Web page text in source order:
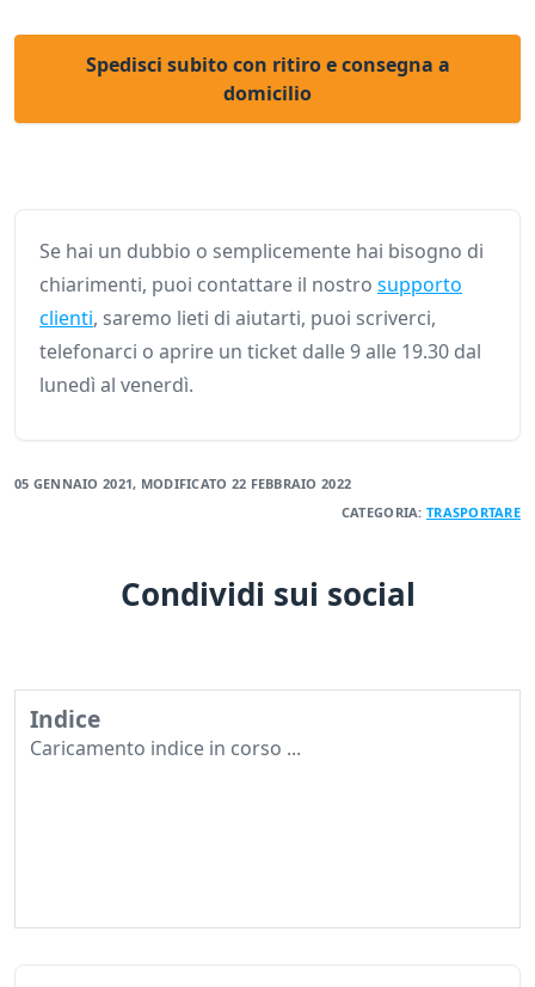
Spedisci subito con ritiro e consegna a
domicilio
Se hai un dubbio o semplicemente hai bisogno di
chiarimenti, puoi contattare il nostro supporto
clienti, saremo lieti di aiutarti, puoi scriverci,
telefonarci o aprire un ticket dalle 9 alle 19.30 dal
lunedì al venerdì.
05 GENNAIO 2021, MODIFICATO 22 FEBBRAIO 2022
CATEGORIA: TRASPORTARE
Condividi sui social
Indice
Caricamento indice in corso ...